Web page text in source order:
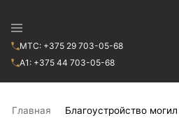
МТС: +375 29 703-05-68
A1: +375 44 703-05-68
Главная Благоустройство могил